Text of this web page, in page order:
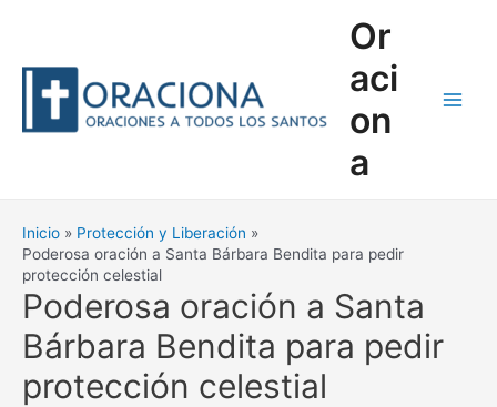
Or
aci
on
a
Inicio
Protección y Liberación
Poderosa oración a Santa Bárbara Bendita para pedir
protección celestial
Poderosa oración a Santa
Bárbara Bendita para pedir
protección celestial